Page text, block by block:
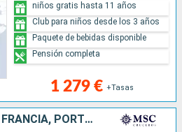
1 279 € +Tasas
niños gratis hasta 11 años
Club para niños desde los 3 años
Paquete de bebidas disponible
Pensión completa
REINO UNIDO, ESPAÑA, FRANCIA, PORTUGAL, LANZAROTE, MALLORCA, BRASIL